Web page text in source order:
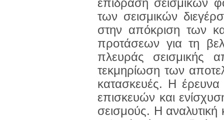
επίδραση σεισμικών
των σεισμικών
στην απόκριση των
προτάσεων για τη
πλευράς σεισμικής
τεκμηρίωση των
κατασκευές. Η έρευνα
επισκευών και
σεισμούς. Η αναλυτική